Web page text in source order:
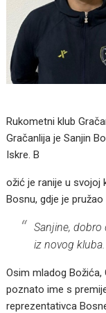
Rukometni klub
Gračanlija je Sanjin
Iskre. B
ožić je ranije u svojoj
Bosnu, gdje je pružao
Sanjine, dobro
iz novog kluba.
Osim mladog
poznato ime s
reprezentativca